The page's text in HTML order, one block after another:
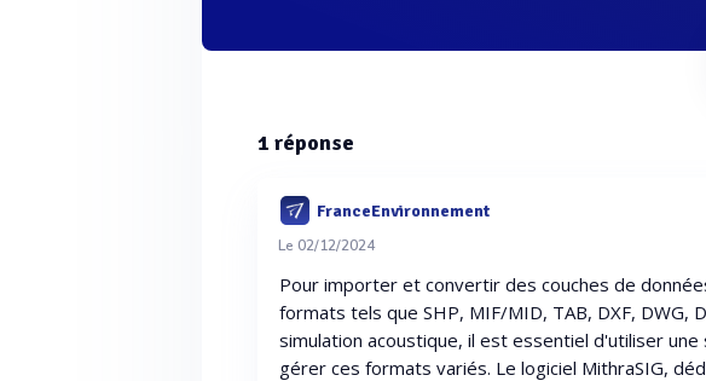
1 réponse
FranceEnvironnement
Le 02/12/2024
Pour importer et convertir des couches de
formats tels que SHP, MIF/MID, TAB, DXF, DWG,
simulation acoustique, il est essentiel d'utiliser
gérer ces formats variés. Le logiciel MithraSIG,